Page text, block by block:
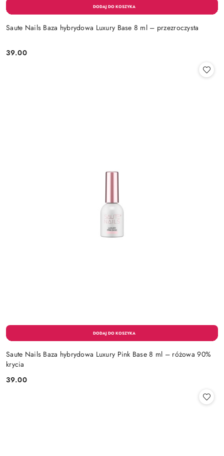
Saute Nails Baza hybrydowa Luxury Base 8 ml – przezroczysta
Cena:
39.00
Saute Nails Baza hybrydowa Luxury Pink Base 8 ml – różowa 90%
krycia
Cena:
39.00